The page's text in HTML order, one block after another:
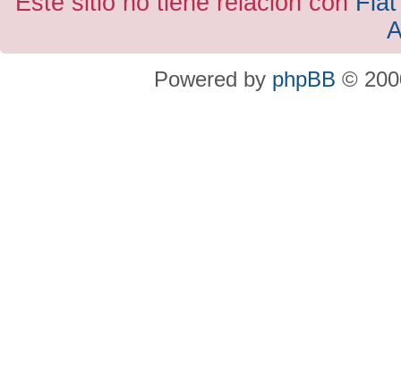
Powered by phpBB ©